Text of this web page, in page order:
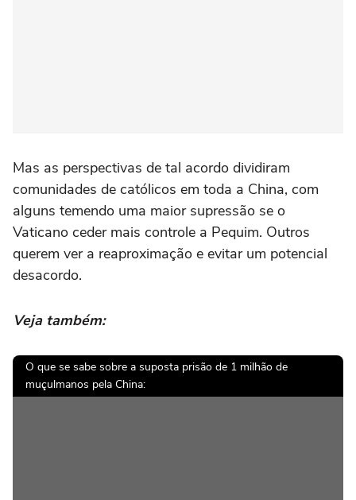
Mas as perspectivas de tal acordo dividiram
comunidades de católicos em toda a China, com
alguns temendo uma maior supressão se o
Vaticano ceder mais controle a Pequim. Outros
querem ver a reaproximação e evitar um potencial
desacordo.
Veja também:
O que se sabe sobre a suposta prisão de 1 milhão de
muçulmanos pela China: